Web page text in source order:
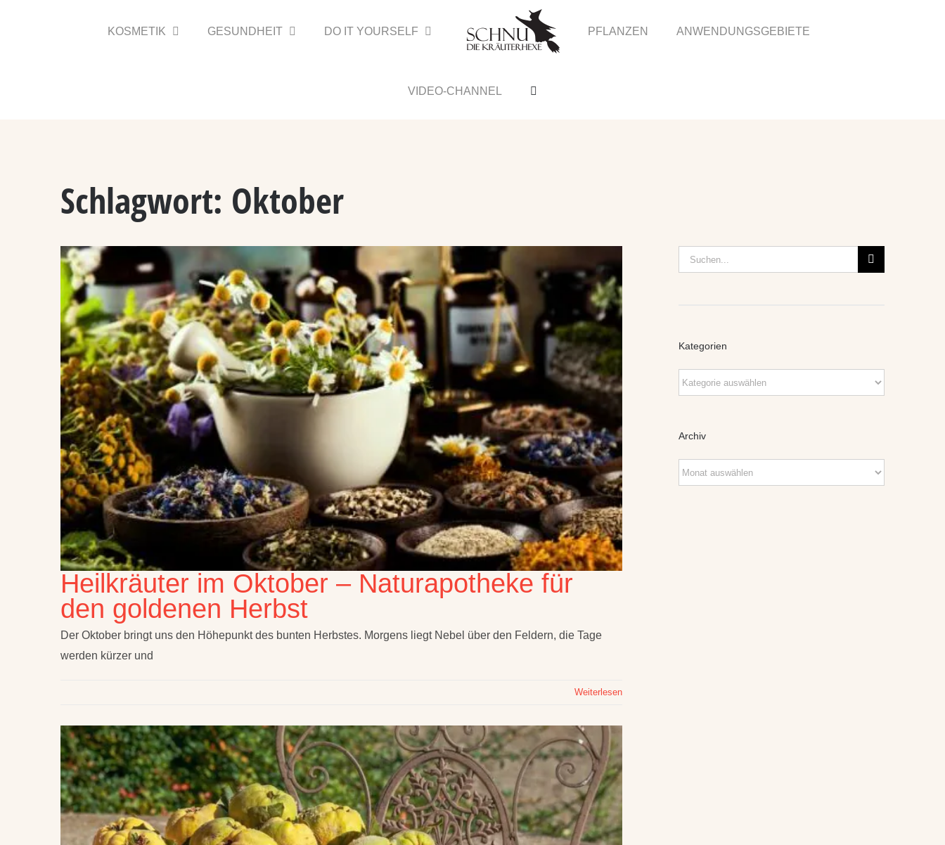
KOSMETIK GESUNDHEIT DO IT YOURSELF PFLANZEN ANWENDUNGSGEBIETE
VIDEO-CHANNEL
Schlagwort: Oktober
Heilkräuter im Oktober – Naturapotheke für
den goldenen Herbst
Der Oktober bringt uns den Höhepunkt des bunten Herbstes. Morgens liegt Nebel über den Feldern, die Tage
werden kürzer und
Weiterlesen
Suche
nach:
Kategorien
Kategorien
Archiv
Archiv